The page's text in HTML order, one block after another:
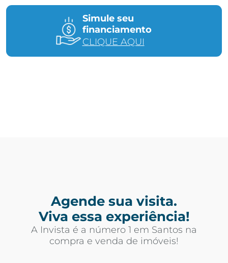
Simule seu
financiamento
CLIQUE AQUI
Agende sua visita.
Viva essa experiência!
A Invista é a número 1 em Santos na
compra e venda de imóveis!